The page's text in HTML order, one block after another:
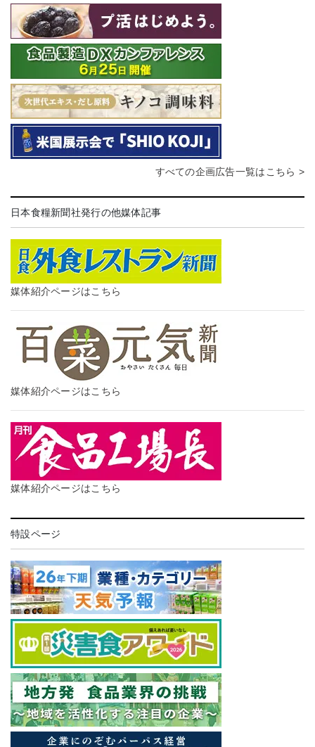
すべての企画広告一覧はこちら >
日本食糧新聞社発行の他媒体記事
媒体紹介ページはこちら
媒体紹介ページはこちら
媒体紹介ページはこちら
特設ページ